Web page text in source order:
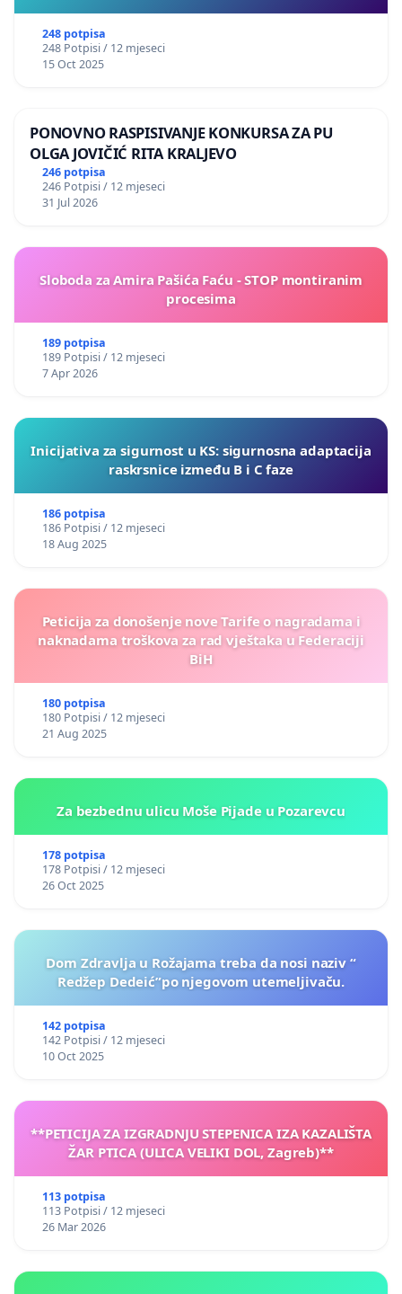
248 potpisa
248 Potpisi / 12 mjeseci
15 Oct 2025
PONOVNO RASPISIVANJE KONKURSA ZA PU
OLGA JOVIČIĆ RITA KRALJEVO
246 potpisa
246 Potpisi / 12 mjeseci
31 Jul 2026
Sloboda za Amira Pašića Faću - STOP montiranim
procesima
189 potpisa
189 Potpisi / 12 mjeseci
7 Apr 2026
Inicijativa za sigurnost u KS: sigurnosna adaptacija
raskrsnice između B i C faze
186 potpisa
186 Potpisi / 12 mjeseci
18 Aug 2025
Peticija za donošenje nove Tarife o nagradama i
naknadama troškova za rad vještaka u Federaciji
BiH
180 potpisa
180 Potpisi / 12 mjeseci
21 Aug 2025
Za bezbednu ulicu Moše Pijade u Pozarevcu
178 potpisa
178 Potpisi / 12 mjeseci
26 Oct 2025
Dom Zdravlja u Rožajama treba da nosi naziv “
Redžep Dedeić”po njegovom utemeljivaču.
142 potpisa
142 Potpisi / 12 mjeseci
10 Oct 2025
**PETICIJA ZA IZGRADNJU STEPENICA IZA KAZALIŠTA
ŽAR PTICA (ULICA VELIKI DOL, Zagreb)**
113 potpisa
113 Potpisi / 12 mjeseci
26 Mar 2026